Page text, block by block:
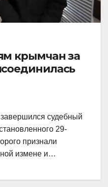
крымчан за
судебный
29-
признали
измене и…